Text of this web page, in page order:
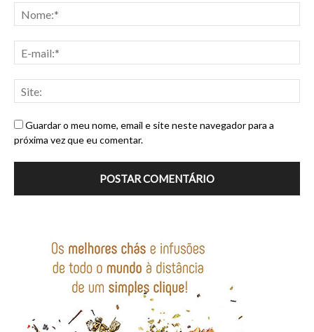
Guardar o meu nome, email e site neste navegador para a
próxima vez que eu comentar.